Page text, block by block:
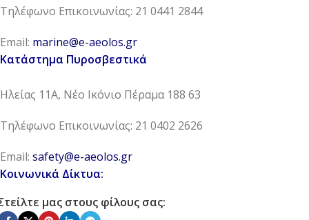
Τηλέφωνο Επικοινωνίας: 21 0441 2844
Email: marine@e-aeolos.gr
Κατάστημα Πυροσβεστικά
Ηλείας 11Α, Νέο Ικόνιο Πέραμα 188 63
Τηλέφωνο Επικοινωνίας: 21 0402 2626
Email: safety@e-aeolos.gr
Κοινωνικά Δίκτυα:
μας στους φίλους σας: